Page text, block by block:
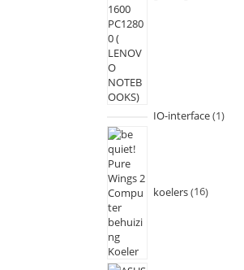
IO-interface 1
koelers 16